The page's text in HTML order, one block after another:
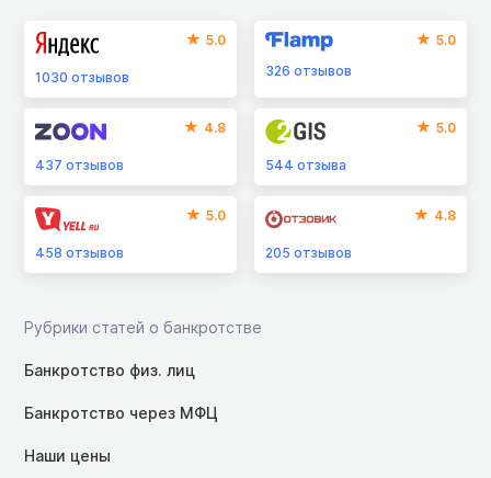
5.0
1030 отзывов
5.0
326отзывов
4.8
437 отзывов
5.0
544отзыва
5.0
458 отзывов
4.8
205отзывов
Рубрики статей о банкротстве
Банкротство физ. лиц
Банкротство через МФЦ
Наши цены